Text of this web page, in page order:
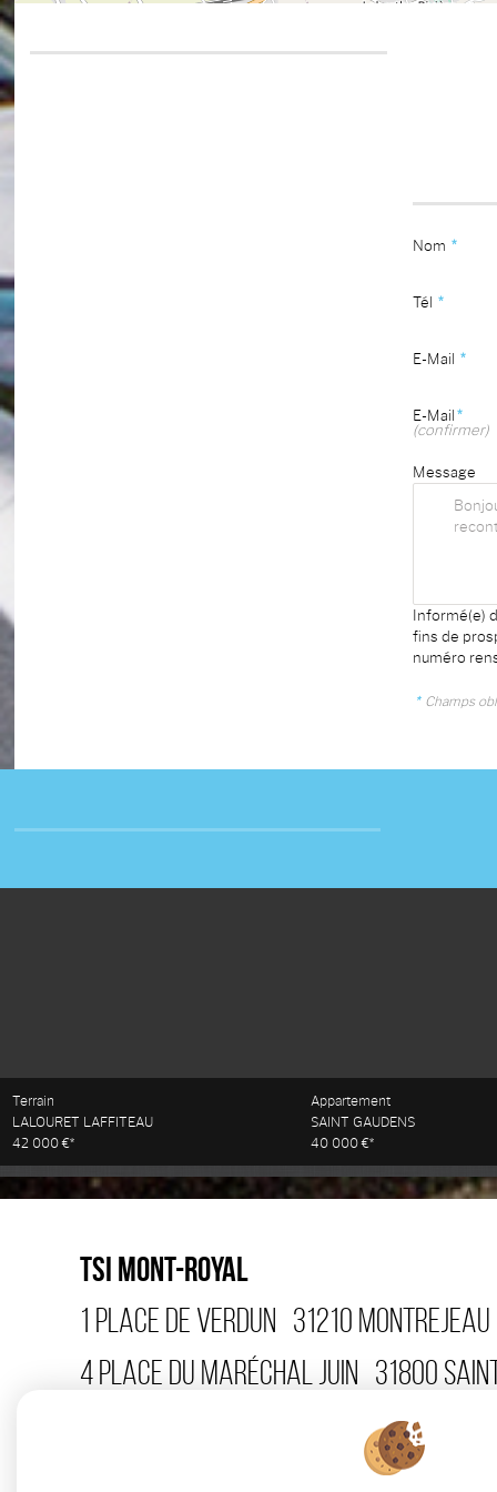
Nom *
Tél *
E-Mail *
E-Mail*
(confirmer)
Message
Informé(e)
fins de
numéro
* Champs
Terrain
LALOURET LAFFITEAU
42 000 €*
Appartement
SAINT GAUDENS
40 000 €*
TSI MONT-ROYAL
1 PLACE DE VERDUN 31210 MONTREJEAU
4 PLACE DU MARÉCHAL JUIN 31800
LUCHON
31220CAZÈRES